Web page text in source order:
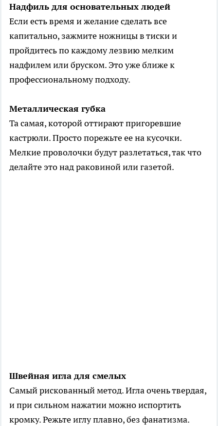
Надфиль для основательных людей
Если есть время и желание сделать все
капитально, зажмите ножницы в тиски и
пройдитесь по каждому лезвию мелким
надфилем или бруском. Это уже ближе к
профессиональному подходу.
Металлическая губка
Та самая, которой оттирают пригоревшие
кастрюли. Просто порежьте ее на кусочки.
Мелкие проволочки будут разлетаться, так что
делайте это над раковиной или газетой.
Швейная игла для смелых
Самый рискованный метод. Игла очень твердая,
и при сильном нажатии можно испортить
кромку. Режьте иглу плавно, без фанатизма.